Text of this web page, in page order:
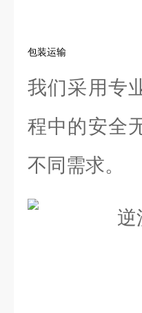
包装运输
我们采用专
程中的安全
不同需求。